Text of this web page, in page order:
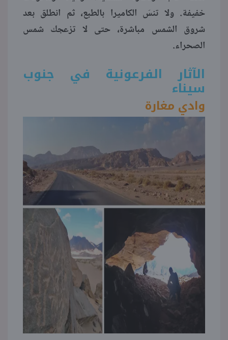
خفيفة. ولا تنسَ الكاميرا بالطبع، ثم انطلق بعد
شروق الشمس مباشرة، حتى لا تزعجك شمس
الصحراء.
الآثار الفرعونية في جنوب
سيناء
وادي مغارة